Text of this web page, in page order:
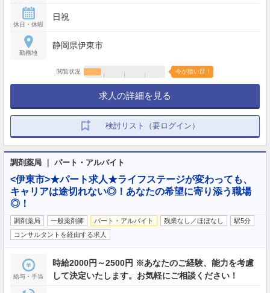
休日・休暇
日祝
勤務地
静岡県伊東市
閲覧状況 今が狙い目！
求人の詳細を見る
検討リスト（要ログイン）
調剤薬局 ｜ パート・アルバイト
<伊東市>★パート求人★ライフステージが変わっても、
キャリアは途切れない◎！あなたの希望に寄り添う職場
◎！
調剤薬局 一般薬剤師 パート・アルバイト 残業なし／ほぼなし
駅5分
コンサルタントを経由する求人
給与・手当
時給2000円～2500円 ※あなたのご経験、能力を考慮
して決定いたします。お気軽にご相談ください！